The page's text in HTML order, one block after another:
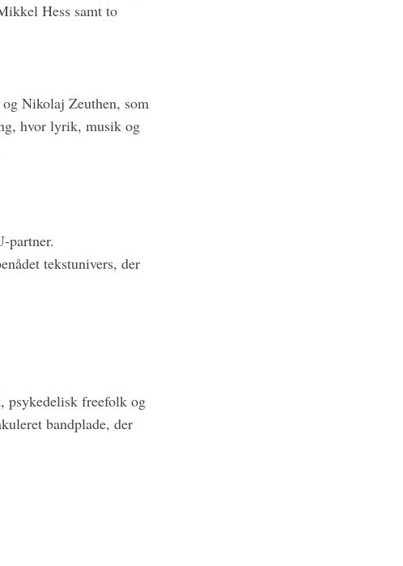
Hess samt to
Nikolaj Zeuthen, som
hvor lyrik, musik og
partner.
tekstunivers, der
psykedelisk freefolk og
bandplade, der